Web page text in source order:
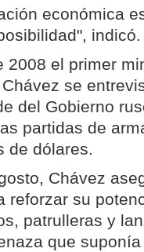
económica
indicó.
2008 el primer
se
del Gobierno
partidas de
de dólares.
Chávez
reforzar su
patrulleras y
que